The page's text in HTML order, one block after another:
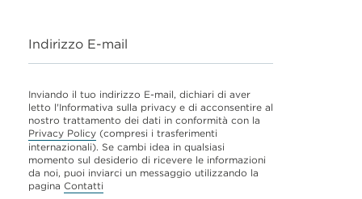
Indirizzo E-mail
Inviando il tuo indirizzo E-mail, dichiari di aver
letto l'Informativa sulla privacy e di acconsentire al
nostro trattamento dei dati in conformità con la
Privacy Policy (compresi i trasferimenti
internazionali). Se cambi idea in qualsiasi
momento sul desiderio di ricevere le informazioni
da noi, puoi inviarci un messaggio utilizzando la
pagina Contatti